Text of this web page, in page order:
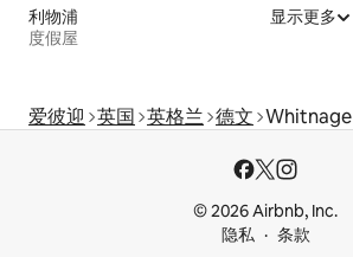
利物浦
度假屋
显示更多
爱彼迎 英国 英格兰 德文 Whitnage
© 2026 Airbnb, Inc.
隐私
条款